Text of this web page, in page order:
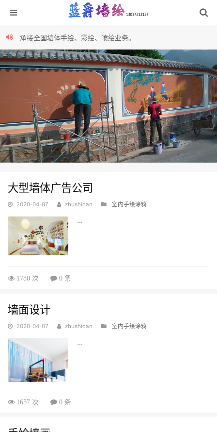
承接全国墙体手绘、彩绘、喷绘业务。
承接全国墙体手绘、彩绘、喷绘业务。
大型墙体广告公司
2020-04-07 zhushican 室内手绘涂鸦
...
1780 次 0 条
墙面设计
2020-04-07 zhushican 室内手绘涂鸦
...
1657 次 0 条